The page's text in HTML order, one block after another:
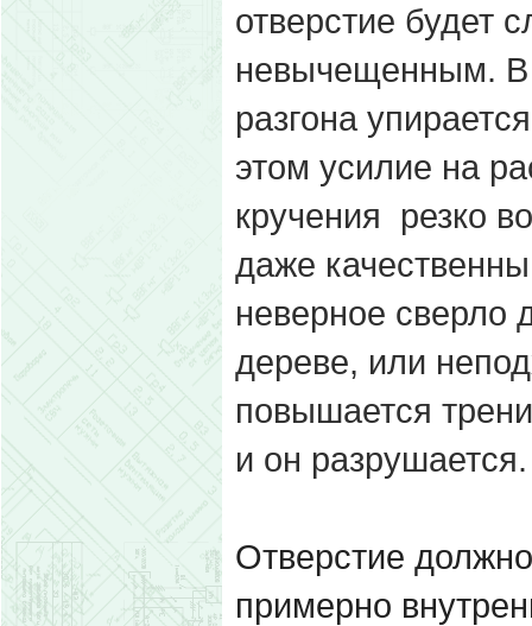
отверстие будет
невычещенным. В
разгона
этом усилие на
кручения резко
даже
неверное сверло
дереве, или
повышается
и он
Отверстие
примерно